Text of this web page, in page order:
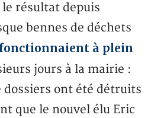
résultat depuis
bennes de déchets
fonctionnaient à plein
jours à la mairie :
dossiers ont été détruits
que le nouvel élu Eric